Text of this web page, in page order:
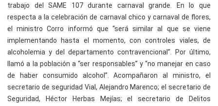
trabajo del SAME 107 durante carnaval grande. En lo que
respecta a la celebración de carnaval chico y carnaval de flores,
el ministro Corro informó que “será similar al que se viene
implementando hasta el momento, con controles viales, de
alcoholemia y del departamento contravencional”. Por último,
llamó a la población a “ser responsables” y “no manejar en caso
de haber consumido alcohol”. Acompañaron al ministro, el
secretario de seguridad Vial, Alejandro Marenco; el secretario de
Seguridad, Héctor Herbas Mejías; el secretario de Delitos